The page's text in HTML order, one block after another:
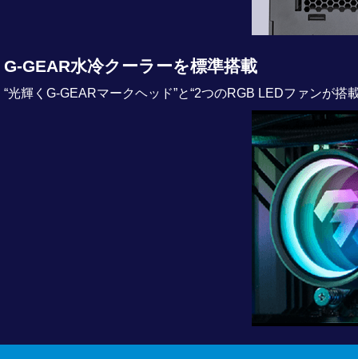
G-GEAR水冷クーラーを標準搭載
“光輝くG-GEARマークヘッド”と“2つのRGB LEDファンが